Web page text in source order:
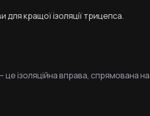
кращої ізоляції трицепса.
ізоляційна вправа, спрямована